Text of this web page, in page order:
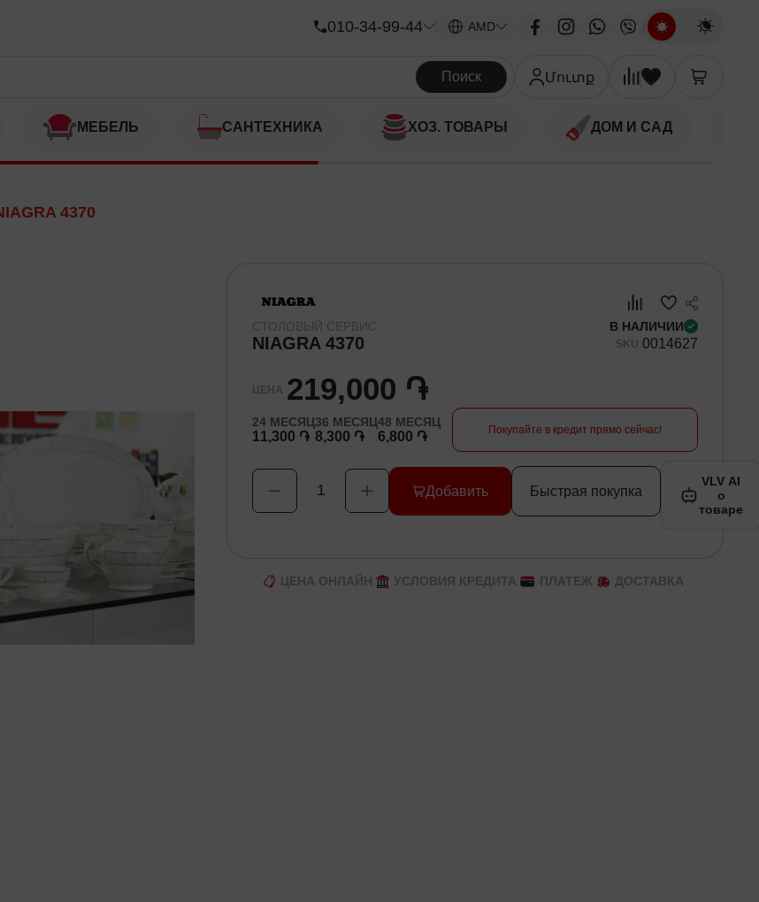
010-34-99-44 AMD
Поиск Մուտք
МЕБЕЛЬ САНТЕХНИКА ХОЗ. ТОВАРЫ ДОМ И САД
4370
СТОЛОВЫЙ СЕРВИС В НАЛИЧИИ
NIAGRA 4370 SKU 0014627
ЦЕНА 219,000 ֏
24 МЕСЯЦ
11,300 ֏
36 МЕСЯЦ
8,300 ֏
48 МЕСЯЦ
6,800 ֏ Покупайте в кредит прямо сейчас!
1 Добавить Быстрая покупка
VLV AI
о
товаре
ЦЕНА ОНЛАЙН УСЛОВИЯ КРЕДИТА ПЛАТЕЖ ДОСТАВКА